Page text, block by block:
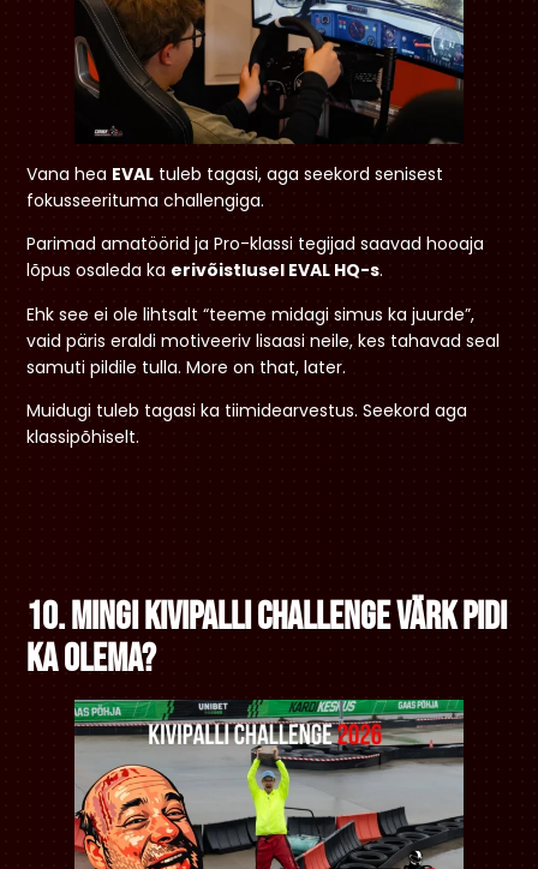
Vana hea EVAL tuleb tagasi, aga seekord senisest
fokusseerituma challengiga.
Parimad amatöörid ja Pro-klassi tegijad saavad hooaja
lõpus osaleda ka erivõistlusel EVAL HQ-s.
Ehk see ei ole lihtsalt “teeme midagi simus ka juurde”,
vaid päris eraldi motiveeriv lisaasi neile, kes tahavad seal
samuti pildile tulla. More on that, later.
Muidugi tuleb tagasi ka tiimidearvestus. Seekord aga
klassipõhiselt.
10. Mingi kivipalli challenge värk pidi
ka olema?